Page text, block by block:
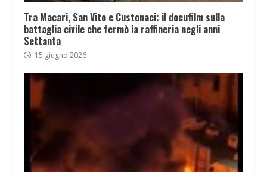
Tra Macari, San Vito e Custonaci: il docufilm sulla
battaglia civile che fermò la raffineria negli anni
Settanta
15 giugno 2026